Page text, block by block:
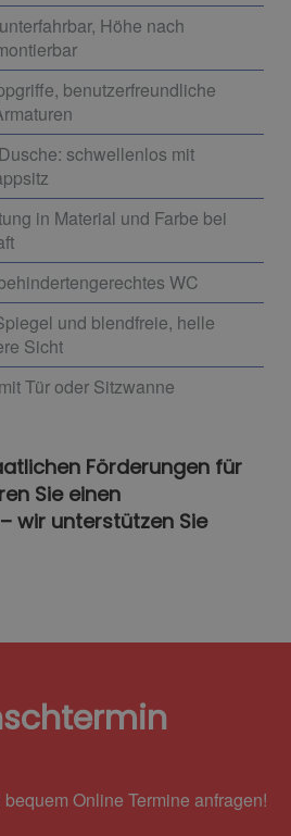
Höhe nach
benutzerfreundliche
schwellenlos mit
in Material und Farbe bei
WC
und blendfreie, helle
Sicht
Tür oder Sitzwanne
Förderungen für
Sie einen
wir unterstützen Sie
Online Termine anfragen!